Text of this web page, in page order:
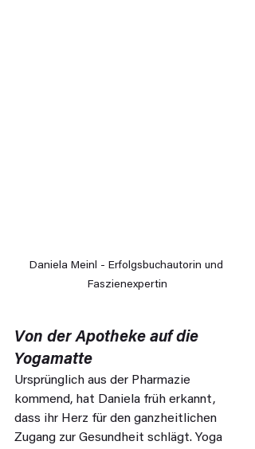
Daniela Meinl - Erfolgsbuchautorin und
Faszienexpertin
Von der Apotheke auf die
Yogamatte
Ursprünglich aus der Pharmazie
kommend, hat Daniela früh erkannt,
dass ihr Herz für den ganzheitlichen
Zugang zur Gesundheit schlägt. Yoga